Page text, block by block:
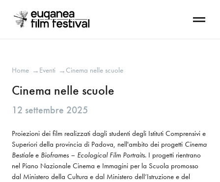
Home → Eventi → Cinema nelle scuole
Cinema nelle scuole
12 settembre 2025
Proiezioni dei film realizzati dagli studenti degli Istituti Comprensivi e
Superiori della provincia di Padova, nell'ambito dei progetti Cinema
Bestiale e Bioframes – Ecological Film Portraits. I progetti rientrano
nel Piano Nazionale Cinema e Immagini per la Scuola promosso
dal Ministero della Cultura e dal Ministero dell’Istruzione e del